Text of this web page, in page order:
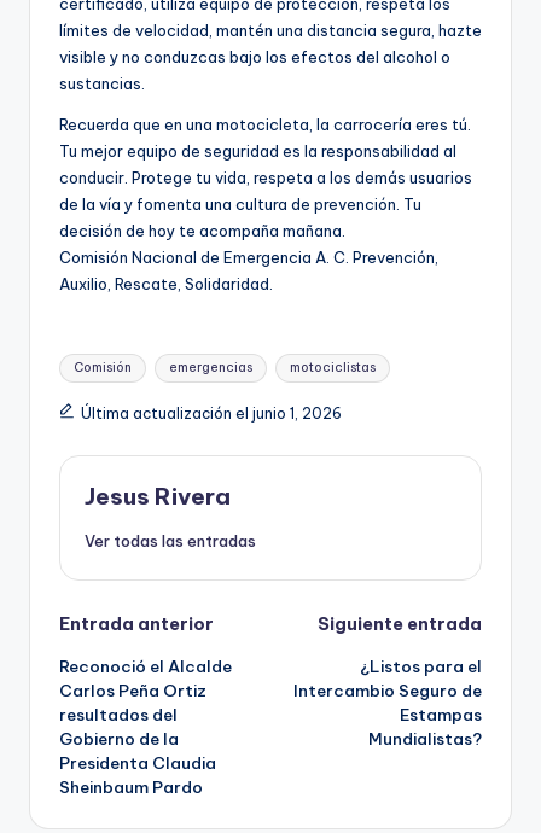
certificado, utiliza equipo de protección, respeta los
límites de velocidad, mantén una distancia segura, hazte
visible y no conduzcas bajo los efectos del alcohol o
sustancias.
Recuerda que en una motocicleta, la carrocería eres tú.
Tu mejor equipo de seguridad es la responsabilidad al
conducir. Protege tu vida, respeta a los demás usuarios
de la vía y fomenta una cultura de prevención. Tu
decisión de hoy te acompaña mañana.
Comisión Nacional de Emergencia A. C. Prevención,
Auxilio, Rescate, Solidaridad.
Etiquetas:
Comisión emergencias motociclistas
Última actualización el junio 1, 2026
Jesus Rivera
Ver todas las entradas
Navegación
de
entradas
Entrada anterior
Reconoció el Alcalde
Carlos Peña Ortiz
resultados del
Gobierno de la
Presidenta Claudia
Sheinbaum Pardo
Siguiente entrada
¿Listos para el
Intercambio Seguro de
Estampas
Mundialistas?